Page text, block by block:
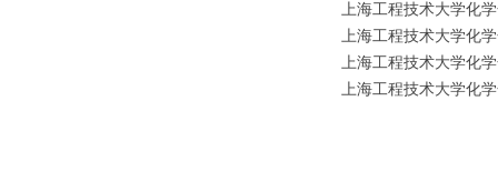
上海工程技术大学化
上海工程技术大学化
上海工程技术大学化
上海工程技术大学化